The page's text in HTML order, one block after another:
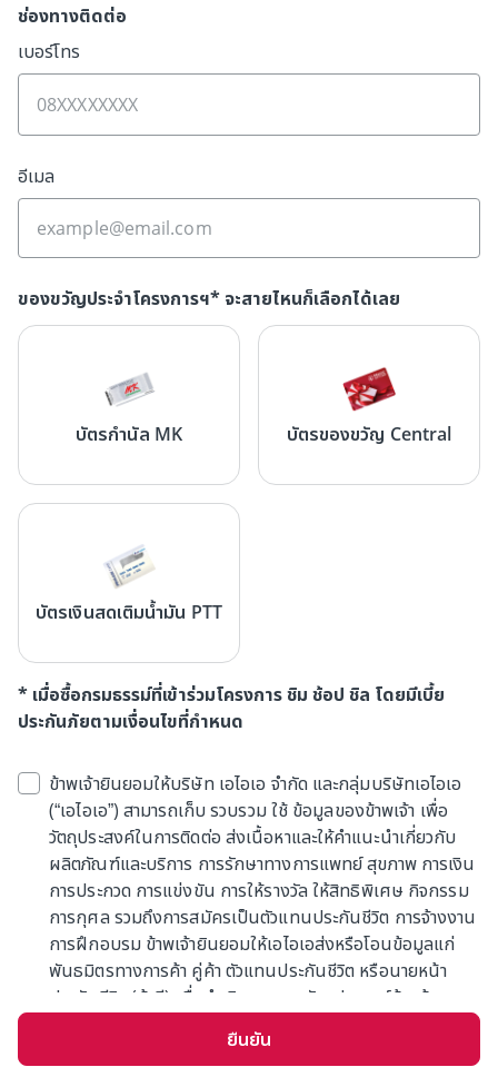
ช่องทางติดต่อ
เบอร์โทร
อีเมล
ของขวัญประจำโครงการฯ* จะสายไหนก็เลือกได้เลย
บัตรกำนัล MK บัตรของขวัญ Central
บัตรเงินสดเติมน้ำมัน PTT
* เมื่อซื้อกรมธรรม์ที่เข้าร่วมโครงการ ชิม ช้อป ชิล โดยมีเบี้ย
ประกันภัยตามเงื่อนไขที่กำหนด
ข้าพเจ้ายินยอมให้บริษัท เอไอเอ จำกัด และกลุ่มบริษัทเอไอเอ
(“เอไอเอ”) สามารถเก็บ รวบรวม ใช้ ข้อมูลของข้าพเจ้า เพื่อ
วัตถุประสงค์ในการติดต่อ ส่งเนื้อหาและให้คำแนะนำเกี่ยวกับ
ผลิตภัณฑ์และบริการ การรักษาทางการแพทย์ สุขภาพ การเงิน
การประกวด การแข่งขัน การให้รางวัล ให้สิทธิพิเศษ กิจกรรม
การกุศล รวมถึงการสมัครเป็นตัวแทนประกันชีวิต การจ้างงาน
การฝึกอบรม ข้าพเจ้ายินยอมให้เอไอเอส่งหรือโอนข้อมูลแก่
พันธมิตรทางการค้า คู่ค้า ตัวแทนประกันชีวิต หรือนายหน้า
ประกันชีวิต (ถ้ามี) เพื่อดำเนินการตามวัตถุประสงค์ข้างต้น
ความตามกฎหมาย การให้ความยินยอมครั้งนี้มีผลแทนที่การ
ยืนยัน